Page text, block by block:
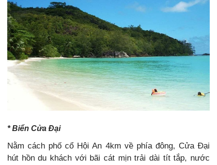
* Biển Cửa Đại
Nằm cách phố cổ Hội An 4km về phía đông, Cửa Đại
hút hồn du khách với bãi cát mịn trải dài tít tắp, nước